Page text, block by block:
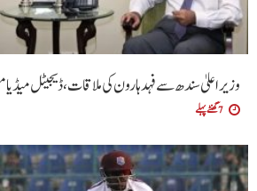
وزیراعلیٰ سندھ سے فہد ہارون کی ملاقات، ڈیجیٹل میڈیا
7 گھنٹے پہلے